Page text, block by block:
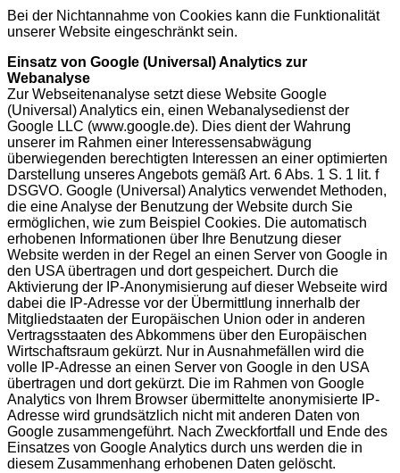
Bei der Nichtannahme von Cookies kann die Funktionalität
unserer Website eingeschränkt sein.
Einsatz von Google (Universal) Analytics zur
Webanalyse
Zur Webseitenanalyse setzt diese Website Google
(Universal) Analytics ein, einen Webanalysedienst der
Google LLC (www.google.de). Dies dient der Wahrung
unserer im Rahmen einer Interessensabwägung
überwiegenden berechtigten Interessen an einer optimierten
Darstellung unseres Angebots gemäß Art. 6 Abs. 1 S. 1 lit. f
DSGVO. Google (Universal) Analytics verwendet Methoden,
die eine Analyse der Benutzung der Website durch Sie
ermöglichen, wie zum Beispiel Cookies. Die automatisch
erhobenen Informationen über Ihre Benutzung dieser
Website werden in der Regel an einen Server von Google in
den USA übertragen und dort gespeichert. Durch die
Aktivierung der IP-Anonymisierung auf dieser Webseite wird
dabei die IP-Adresse vor der Übermittlung innerhalb der
Mitgliedstaaten der Europäischen Union oder in anderen
Vertragsstaaten des Abkommens über den Europäischen
Wirtschaftsraum gekürzt. Nur in Ausnahmefällen wird die
volle IP-Adresse an einen Server von Google in den USA
übertragen und dort gekürzt. Die im Rahmen von Google
Analytics von Ihrem Browser übermittelte anonymisierte IP-
Adresse wird grundsätzlich nicht mit anderen Daten von
Google zusammengeführt. Nach Zweckfortfall und Ende des
Einsatzes von Google Analytics durch uns werden die in
diesem Zusammenhang erhobenen Daten gelöscht.